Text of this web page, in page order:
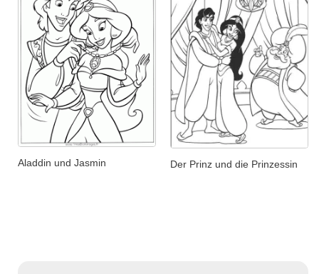
Aladdin und Jasmin Der Prinz und die Prinzessin